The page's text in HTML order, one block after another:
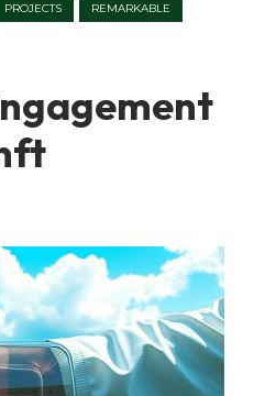
PROJECTS REMARKABLE